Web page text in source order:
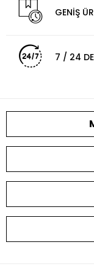
GENİŞ
7 / 24